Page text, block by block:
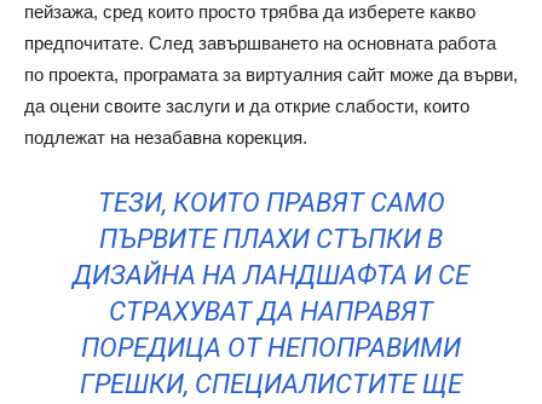
пейзажа, сред които просто трябва да изберете какво
предпочитате. След завършването на основната работа
по проекта, програмата за виртуалния сайт може да върви,
да оцени своите заслуги и да открие слабости, които
подлежат на незабавна корекция.
ТЕЗИ, КОИТО ПРАВЯТ САМО
ПЪРВИТЕ ПЛАХИ СТЪПКИ В
ДИЗАЙНА НА ЛАНДШАФТА И СЕ
СТРАХУВАТ ДА НАПРАВЯТ
ПОРЕДИЦА ОТ НЕПОПРАВИМИ
ГРЕШКИ, СПЕЦИАЛИСТИТЕ ЩЕ